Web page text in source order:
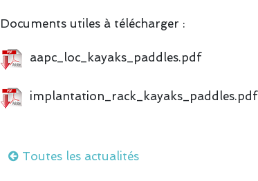
Documents utiles à télécharger :
aapc_loc_kayaks_paddles.pdf
implantation_rack_kayaks_paddles.pdf
Toutes les actualités